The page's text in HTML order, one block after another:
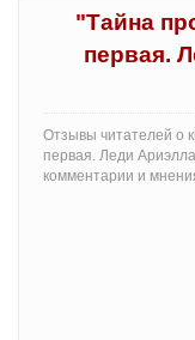
"Тайна
первая.
Отзывы читателей о
первая. Леди
комментарии и